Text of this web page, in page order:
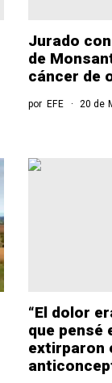
Jurado
de
cáncer de
porEFE 20 de
“El dolor
que pensé
extirparon